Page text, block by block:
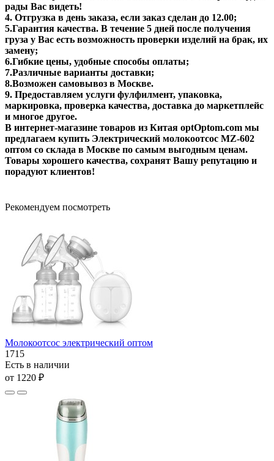
рады Вас видеть!
4. Отгрузка в день заказа, если заказ сделан до 12.00;
5.Гарантия качества. В течение 5 дней после получения
груза у Вас есть возможность проверки изделий на брак, их
замену;
6.Гибкие цены, удобные способы оплаты;
7.Различные варианты доставки;
8.Возможен самовывоз в Москве.
9. Предоставляем услуги фулфилмент, упаковка,
маркировка, проверка качества, доставка до маркетплейс
и многое другое.
В интернет-магазине товаров из Китая optOptom.com мы
предлагаем купить Электрический молокоотсос MZ-602
оптом со склада в Москве по самым выгодным ценам.
Товары хорошего качества, сохранят Вашу репутацию и
порадуют клиентов!
Рекомендуем посмотреть
Молокоотсос электрический оптом
1715
Есть в наличии
от 1220 ₽